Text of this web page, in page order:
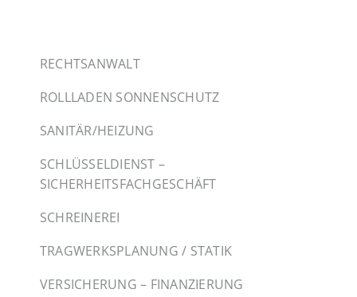
RECHTSANWALT
ROLLLADEN SONNENSCHUTZ
SANITÄR/HEIZUNG
SCHLÜSSELDIENST –
SICHERHEITSFACHGESCHÄFT
SCHREINEREI
TRAGWERKSPLANUNG / STATIK
VERSICHERUNG – FINANZIERUNG